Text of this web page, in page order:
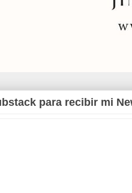
para recibir mi